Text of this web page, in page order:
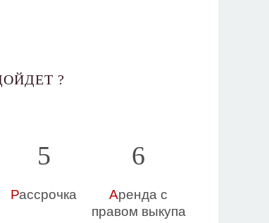
?
5
Рассрочка
6
Аренда с
правом выкупа